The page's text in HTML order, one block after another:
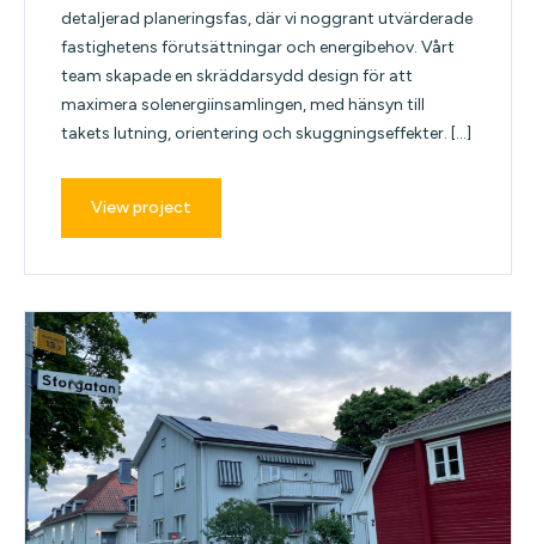
detaljerad planeringsfas, där vi noggrant utvärderade
fastighetens förutsättningar och energibehov. Vårt
team skapade en skräddarsydd design för att
maximera solenergiinsamlingen, med hänsyn till
takets lutning, orientering och skuggningseffekter. […]
View project